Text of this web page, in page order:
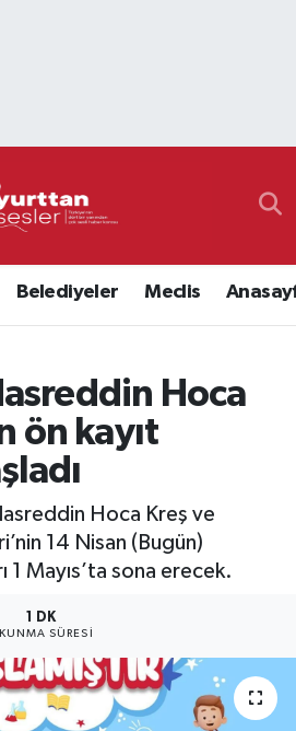
Belediyeler Meclis
Hoca
ön kayıt
Hoca Kreş ve
14 Nisan (Bugün)
1 Mayıs’ta sona erecek.
1 DK
SÜRESI
ve Fikstür